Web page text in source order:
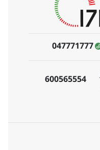
047771777
600565554